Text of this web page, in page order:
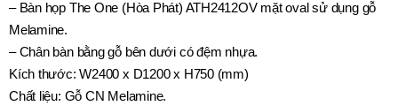
– Bàn họp The One (Hòa Phát) ATH2412OV mặt oval sử dụng gỗ
Melamine.
– Chân bàn bằng gỗ bên dưới có đệm nhựa.
Kích thước: W2400 x D1200 x H750 (mm)
Chất liệu: Gỗ CN Melamine.